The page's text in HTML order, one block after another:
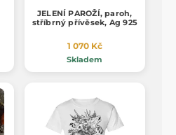
JELENÍ PAROŽÍ, paroh,
stříbrný přívěsek, Ag 925
1 070 Kč
Skladem